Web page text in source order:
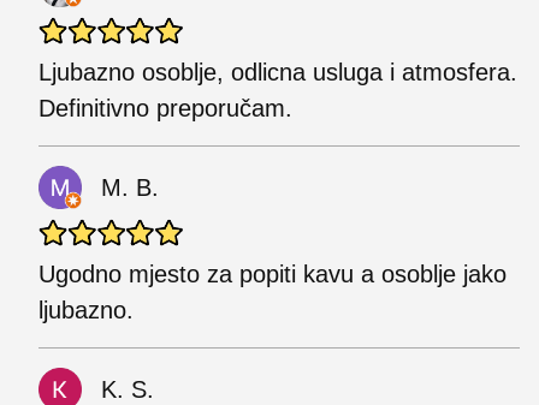
Ljubazno osoblje, odlicna usluga i atmosfera.
Definitivno preporučam.
M. B.
Ugodno mjesto za popiti kavu a osoblje jako
ljubazno.
K. S.